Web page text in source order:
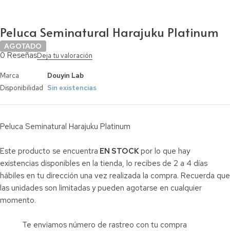
Peluca Seminatural Harajuku Platinum
AGOTADO
0 ReseñasDeja tu valoración
Marca
Douyin Lab
Disponibilidad Sin existencias
Peluca Seminatural Harajuku Platinum
Este producto se encuentra EN STOCKpor lo que hay
existencias disponibles en la tienda, lo recibes de 2 a 4 días
hábiles en tu dirección una vez realizada la compra. Recuerda que
las unidades son limitadas y pueden agotarse en cualquier
momento.
Te enviamos número de rastreo con tu compra